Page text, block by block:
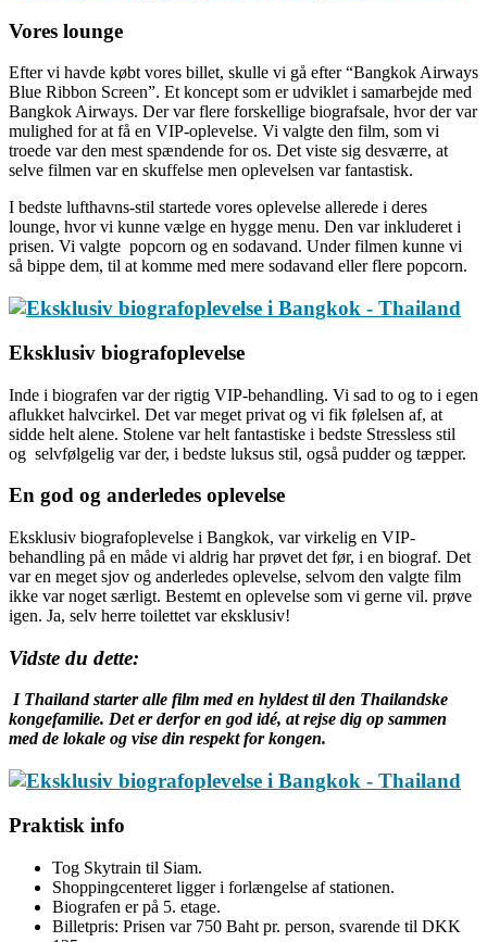
Vores lounge
Efter vi havde købt vores billet, skulle vi gå efter “Bangkok Airways
Blue Ribbon Screen”. Et koncept som er udviklet i samarbejde med
Bangkok Airways. Der var flere forskellige biografsale, hvor der var
mulighed for at få en VIP-oplevelse. Vi valgte den film, som vi
troede var den mest spændende for os. Det viste sig desværre, at
selve filmen var en skuffelse men oplevelsen var fantastisk.
I bedste lufthavns-stil startede vores oplevelse allerede i deres
lounge, hvor vi kunne vælge en hygge menu. Den var inkluderet i
prisen. Vi valgte popcorn og en sodavand. Under filmen kunne vi
så bippe dem, til at komme med mere sodavand eller flere popcorn.
Eksklusiv biografoplevelse
Inde i biografen var der rigtig VIP-behandling. Vi sad to og to i egen
aflukket halvcirkel. Det var meget privat og vi fik følelsen af, at
sidde helt alene. Stolene var helt fantastiske i bedste Stressless stil
og selvfølgelig var der, i bedste luksus stil, også pudder og tæpper.
En god og anderledes oplevelse
Eksklusiv biografoplevelse i Bangkok, var virkelig en VIP-
behandling på en måde vi aldrig har prøvet det før, i en biograf. Det
var en meget sjov og anderledes oplevelse, selvom den valgte film
ikke var noget særligt. Bestemt en oplevelse som vi gerne vil. prøve
igen. Ja, selv herre toilettet var eksklusiv!
Vidste du dette:
I Thailand starter alle film med en hyldest til den Thailandske
kongefamilie. Det er derfor en god idé, at rejse dig op sammen
med de lokale og vise din respekt for kongen.
Praktisk info
Tog Skytrain til Siam.
Shoppingcenteret ligger i forlængelse af stationen.
Biografen er på 5. etage.
Billetpris: Prisen var 750 Baht pr. person, svarende til DKK